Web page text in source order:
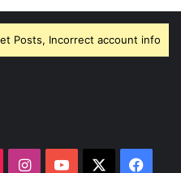
Posts, Incorrect account info.
فيسبوك ‫YouTube